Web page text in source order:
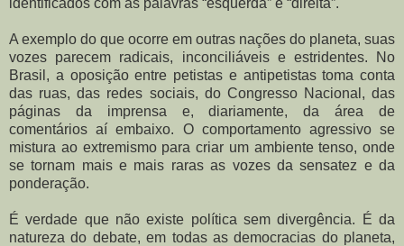
A exemplo do que ocorre em outras nações do planeta, suas
vozes parecem radicais, inconciliáveis e estridentes. No
Brasil, a oposição entre petistas e antipetistas toma conta
das ruas, das redes sociais, do Congresso Nacional, das
páginas da imprensa e, diariamente, da área de
comentários aí embaixo. O comportamento agressivo se
mistura ao extremismo para criar um ambiente tenso, onde
se tornam mais e mais raras as vozes da sensatez e da
ponderação.
É verdade que não existe política sem divergência. É da
natureza do debate, em todas as democracias do planeta,